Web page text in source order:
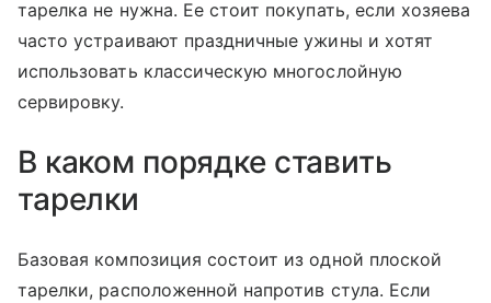
тарелка не нужна. Ее стоит покупать, если хозяева
часто устраивают праздничные ужины и хотят
использовать классическую многослойную
сервировку.
В каком порядке ставить
тарелки
Базовая композиция состоит из одной плоской
тарелки, расположенной напротив стула. Если